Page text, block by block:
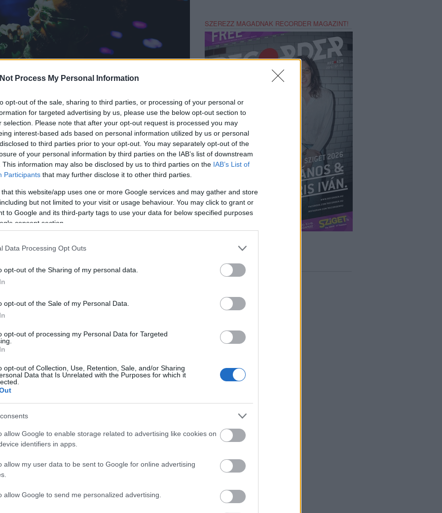
Process My Personal Information
opt-out of the sale, sharing to third parties, or processing of your personal or
for targeted advertising by us, please use the below opt-out section to
selection. Please note that after your opt-out request is processed you may
interest-based ads based on personal information utilized by us or personal
to third parties prior to your opt-out. You may separately opt-out of the
of your personal information by third parties on the IAB’s list of downstream
This information may also be disclosed by us to third parties on the IAB’s List of
Participants that may further disclose it to other third parties.
that this website/app uses one or more Google services and may gather and store
but not limited to your visit or usage behaviour. You may click to grant or
to Google and its third-party tags to use your data for below specified purposes
consent section.
Data Processing Opt Outs
opt-out of the Sharing of my personal data.
opt-out of the Sale of my Personal Data.
opt-out of processing my Personal Data for Targeted
opt-out of Collection, Use, Retention, Sale, and/or Sharing
Data that Is Unrelated with the Purposes for which it
allow Google to enable storage related to advertising like cookies on
identifiers in apps.
allow my user data to be sent to Google for online advertising
allow Google to send me personalized advertising.
aztán véget ér a jazzes-soulos pszichedéliában utazó
kollektívaként . Az évek során a fiatal budapesti
közt a Carson Coma , aHakumba Mordái, vagy épp 6363
Született egy soulos leágazásuk is, ahari_drama sūl
kivált a zenekar kétharmada. A Papp
pedig azIvan & The Parazol
a feloszlásukat. „A hari_drama megszűnik. Már néhány
hogy leírjam nektek. Én ezután a szociális médiát is
köszönöm az elmúlt 5 év csodáit s tanulságait” –
a zenekar kiadatlan felvételei azért napvilágot látnak majd,
a Pontoonon, szombaton pedig az Off Kulturban,
. A zenekarról írt cikkeinketitt találod.
SZEREZZ MAGADNAK RECORDER MAGAZINT!
BELÉPÉS